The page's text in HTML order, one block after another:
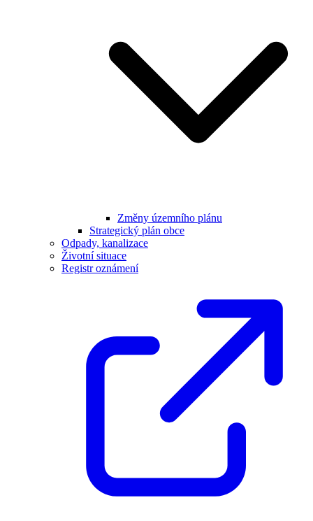
Změny územního plánu
Strategický plán obce
Odpady, kanalizace
Životní situace
Registr oznámení